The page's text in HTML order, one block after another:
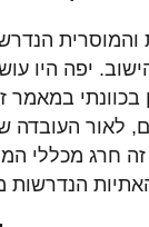
והמוסרית
יפה היו
בכוונתי במאמר
לאור העובדה
חרג מכללי